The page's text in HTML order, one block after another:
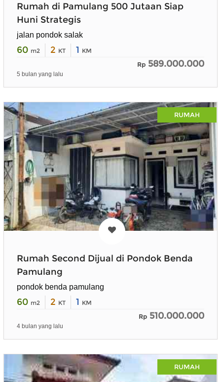
Rumah di Pamulang 500 Jutaan Siap
Huni Strategis
jalan pondok salak
60 m2 2 KT 1 KM
Rp 589.000.000
5 bulan yang lalu
RUMAH
Rumah Second Dijual di Pondok Benda
Pamulang
pondok benda pamulang
60 m2 2 KT 1 KM
Rp 510.000.000
4 bulan yang lalu
RUMAH